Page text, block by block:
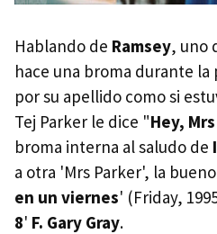
Hablando de Ramsey, uno
hace una broma durante
por su apellido como si
Tej Parker le dice "Hey,
broma interna al saludo de
a otra 'Mrs Parker', la
en un viernes' (Friday,
8' F. Gary Gray.